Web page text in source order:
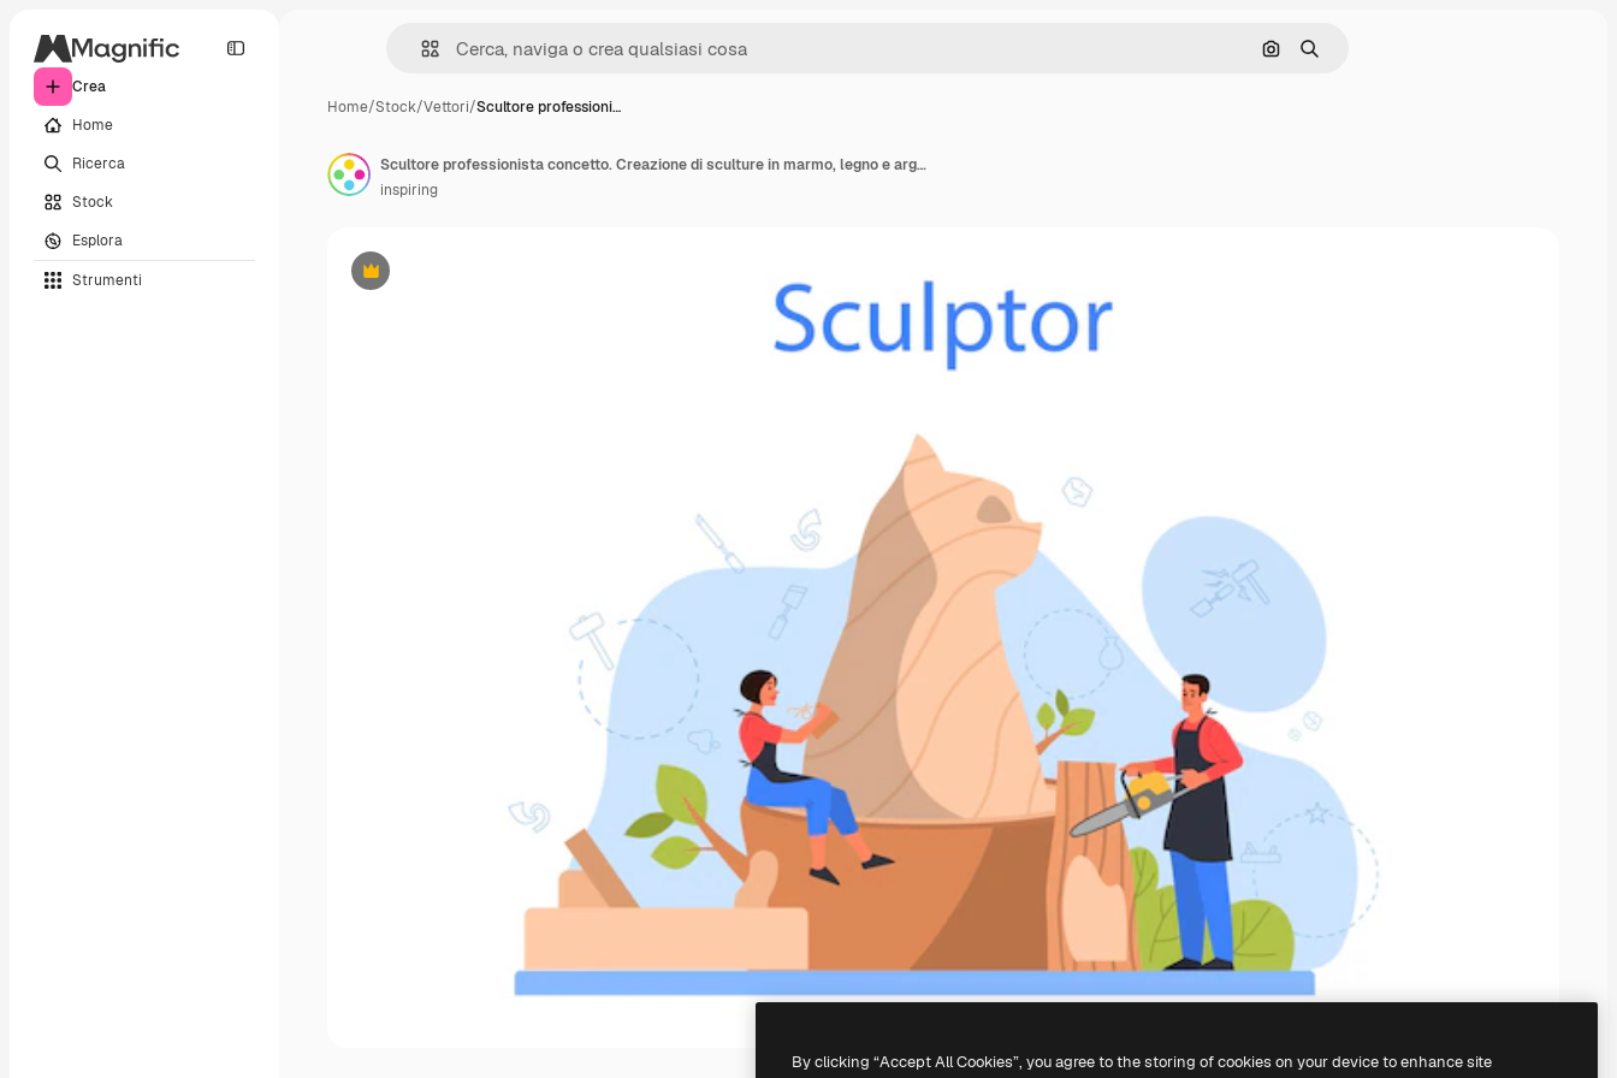
Crea
Home
Ricerca
Stock
Esplora
Strumenti
Cerca per immagine
Ricerca
Home/Stock/Vettori/Scultore professioni…
Premium
Scultore professionista concetto. Creazione di sculture in marmo, legno e argilla. Artista creativo. Arte e hobby. Illustrazione vettoriale isolato in stile piatto
inspiring
By clicking “Accept All Cookies”, you agree to the storing of cookies on your device to enhance site